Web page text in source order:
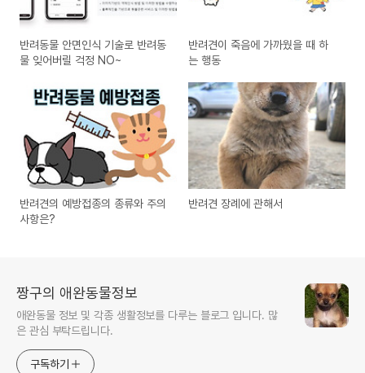
반려동물 안면인식 기술로 반려동
물 잊어버릴 걱정 NO~
반려견이 죽음에 가까웠을 때 하
는 행동
반려견의 예방접종의 종류와 주의
사항은?
반려견 장례에 관해서
짱구의 애완동물정보
애완동물 정보 및 각종 생활정보를 다루는 블로그 입니다. 많
은 관심 부탁드립니다.
구독하기